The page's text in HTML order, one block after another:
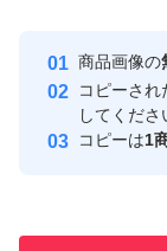
安心取引出品者
取引実績
商品画像の
コピーされ
してくださ
コピーは1